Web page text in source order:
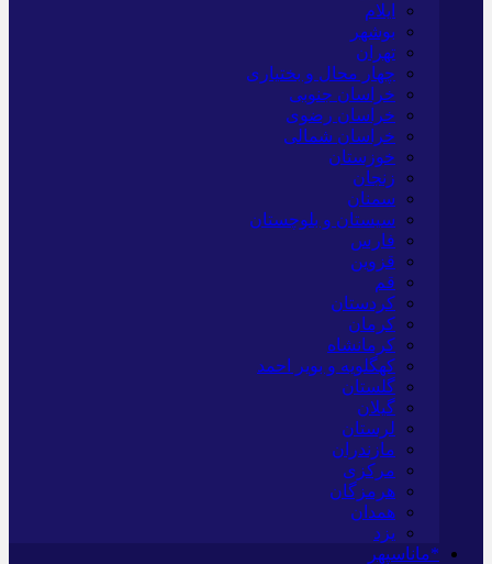
ایلام
بوشهر
تهران
چهار محال و بختیاری
خراسان جنوبی
خراسان رضوی
خراسان شمالی
خوزستان
زنجان
سمنان
سیستان و بلوچستان
فارس
قزوین
قم
کردستان
کرمان
کرمانشاه
کهگلویه و بویر احمد
گلستان
گیلان
لرستان
مازندران
مرکزی
هرمزگان
همدان
یزد
*ماناسپهر